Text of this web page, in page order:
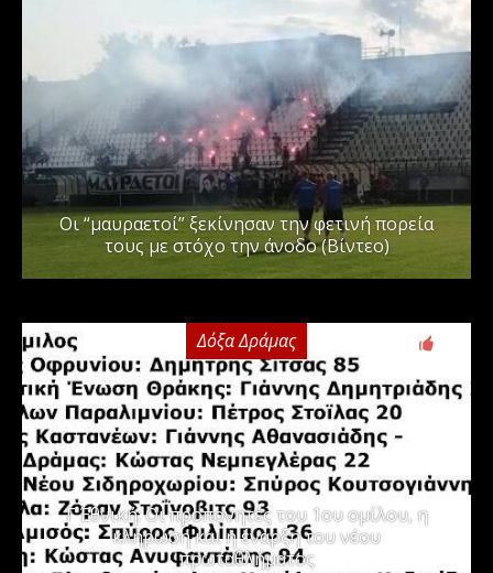
Οι “μαυραετοί” ξεκίνησαν την φετινή πορεία
τους με στόχο την άνοδο (Βίντεο)
Δόξα Δράμας
Γ΄ Εθνική: Οι προπονητές του 1ου ομίλου, η
κλήρωση και η έναρξη του νέου
πρωταθλήματος